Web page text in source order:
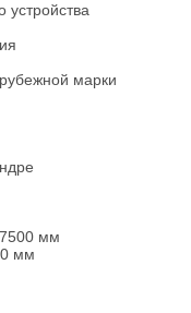
устройства
марки
мм
мм